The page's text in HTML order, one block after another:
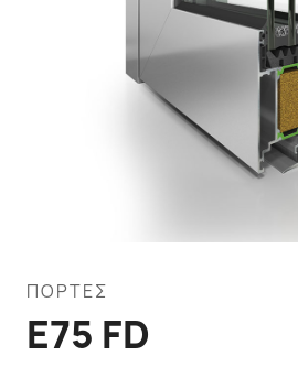
ΠΌΡΤΕΣ
E75 FD